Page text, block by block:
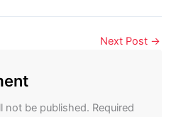
Next Post →
not be published. Required